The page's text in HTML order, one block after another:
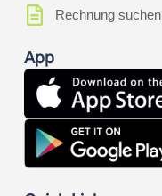
Rechnung suchen
App